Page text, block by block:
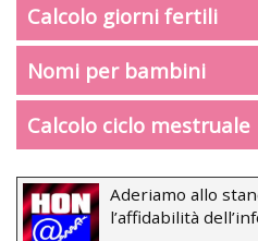
Calcolo giorni fertili
Nomi per bambini
Calcolo ciclo mestruale
Aderiamo allo
l’affidabilità